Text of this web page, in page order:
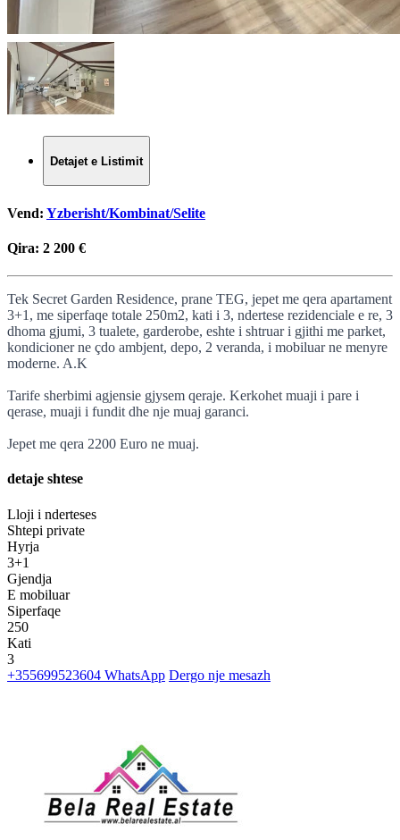
Detajet e Listimit
Vend: Yzberisht/Kombinat/Selite
Qira: 2 200 €
Tek Secret Garden Residence, prane TEG, jepet me qera apartament
3+1, me siperfaqe totale 250m2, kati i 3, ndertese rezidenciale e re, 3
dhoma gjumi, 3 tualete, garderobe, eshte i shtruar i gjithi me parket,
kondicioner ne çdo ambjent, depo, 2 veranda, i mobiluar ne menyre
moderne. A.K
Tarife sherbimi agjensie gjysem qeraje. Kerkohet muaji i pare i
qerase, muaji i fundit dhe nje muaj garanci.
Jepet me qera 2200 Euro ne muaj.
detaje shtese
Lloji i nderteses
Shtepi private
Hyrja
3+1
Gjendja
E mobiluar
Siperfaqe
250
Kati
3
+355699523604 WhatsApp Dergo nje mesazh